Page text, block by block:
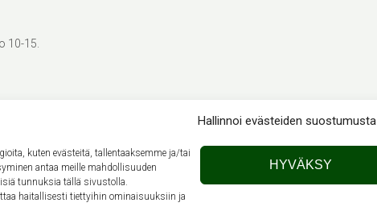
Hallinnoi evästeiden suostumusta
kuten evästeitä, tallentaaksemme ja/tai
antaa meille mahdollisuuden
tunnuksia tällä sivustolla.
haitallisesti tiettyihin ominaisuuksiin ja
HYVÄKSY
10-15.
Theme byOut the Box